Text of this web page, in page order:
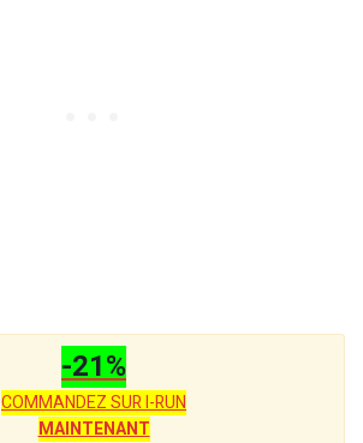
-21%
COMMANDEZ SUR I-RUN
MAINTENANT